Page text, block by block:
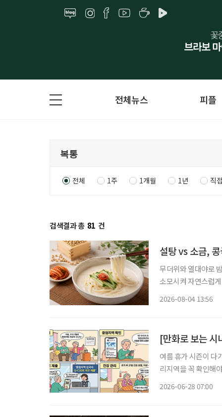
전체뉴스 피플
전체 1주 1개월 1년 직
검색결과 총 81 건
설탕 vs 소금,
무더위와 열대야로
소모시켜 자연스럽게 보양식을 찾게 만든
2026-08-04 13:56
[만화로 보는 시
여름 휴가 시즌이 다
리지역을 꼭 확인해야 합니다. ​질병관리청이 전 세계 감염병 유
2026-06-28 07:00